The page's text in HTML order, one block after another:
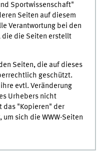
Sportwissenschaft"
Seiten auf diesem
Verantwortung bei den
die die Seiten erstellt
Seiten, die auf dieses
geschützt.
evtl. Veränderung
Urhebers nicht
das "Kopieren" der
sich die WWW-Seiten